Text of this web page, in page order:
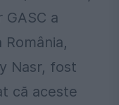
a
Nasr, fost
că aceste